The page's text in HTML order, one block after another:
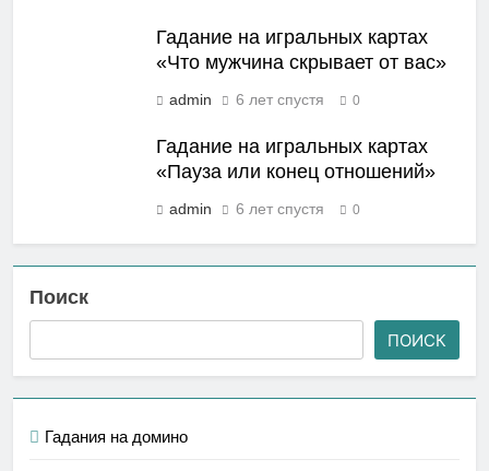
Гадание на игральных картах
«Что мужчина скрывает от вас»
admin 6 лет спустя 0
Гадание на игральных картах
«Пауза или конец отношений»
admin 6 лет спустя 0
Поиск
ПОИСК
Гадания на домино